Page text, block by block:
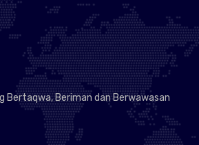
Bertaqwa, Beriman dan Berwawasan